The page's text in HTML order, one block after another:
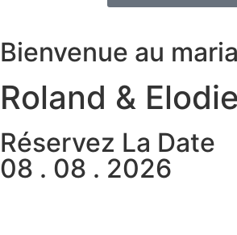
Bienvenue au
Roland & Elodie
Réservez La Date
08 . 08 . 2026